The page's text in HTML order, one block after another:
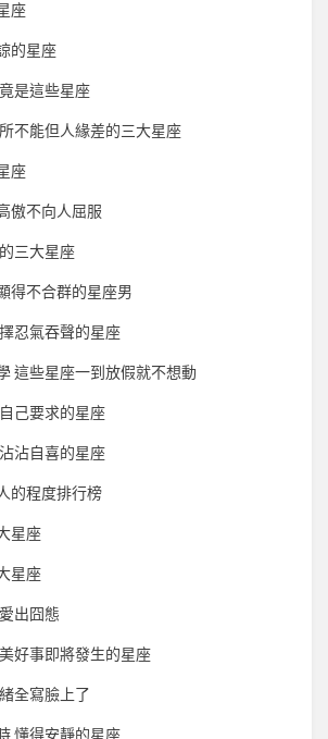
座
的星座
是這些星座
不能但人緣差的三大星座
座
傲不向人屈服
三大星座
得不合群的星座男
忍氣吞聲的星座
這些星座一到放假就不想動
己要求的星座
沾自喜的星座
的程度排行榜
星座
星座
出囧態
好事即將發生的星座
全寫臉上了
懂得安靜的星座